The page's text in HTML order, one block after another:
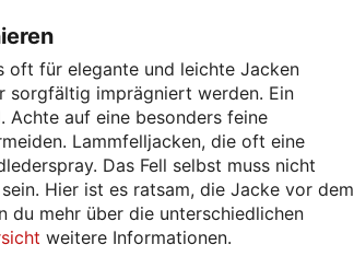
oft für elegante und leichte Jacken
sorgfältig imprägniert werden. Ein
auf eine besonders feine
Lammfelljacken, die oft eine
Das Fell selbst muss nicht
Hier ist es ratsam, die Jacke vor dem
du mehr über die unterschiedlichen
weitere Informationen.